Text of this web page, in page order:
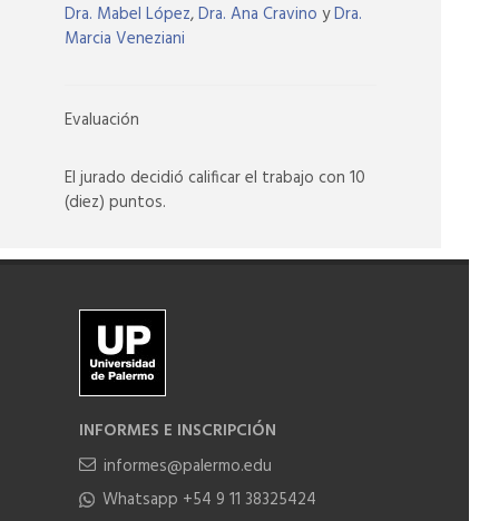
Dra. Mabel López,Dra. Ana Cravino yDra.
Marcia Veneziani
Evaluación
El jurado decidió calificar el trabajo con 10
(diez) puntos.
INFORMES E INSCRIPCIÓN
informes@palermo.edu
Whatsapp +54 9 11 38325424